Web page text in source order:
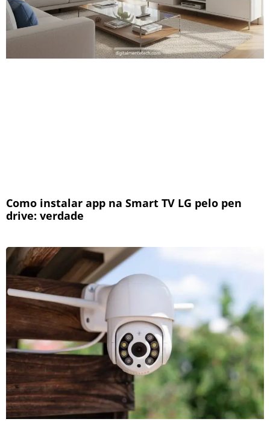
Como instalar app na Smart TV LG pelo pen
drive: verdade